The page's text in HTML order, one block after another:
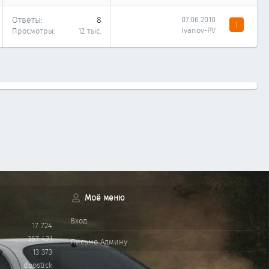
Ответы 8
Просмотры 12 тыс.
07.06.2010
Ivanov-PV
I
17 724
367 421
13 373
doostick
Моё меню
Вход
Письмо Админу